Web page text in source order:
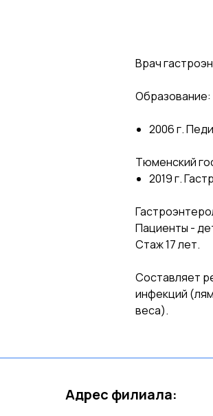
Врач
Образование:
2006 г.
Тюменский
2019 г.
Пациенты -
Стаж 17 лет.
Составляет
инфекций
веса).
Адрес филиала: